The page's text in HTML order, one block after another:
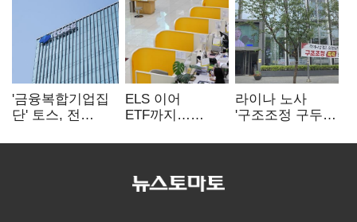
'금융복합기업집
단' 토스, 전
표준화
ELS 이어
ETF까지…
제동 걸린 은행
라이나 노사
'구조조정 구두